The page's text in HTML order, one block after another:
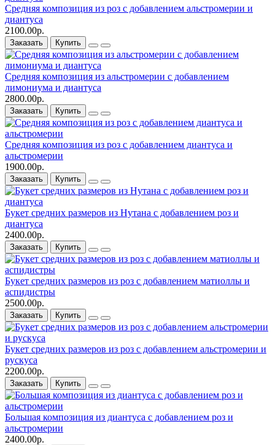
Средняя композиция из роз c добавлением альстромерии и
диантуса
2100.00р.
Заказать Купить
Средняя композиция из альстромерии c добавлением
лимониума и диантуса
2800.00р.
Заказать Купить
Средняя композиция из роз c добавлением диантуса и
альстромерии
1900.00р.
Заказать Купить
Букет средних размеров из Нутана c добавлением роз и
диантуса
2400.00р.
Заказать Купить
Букет средних размеров из роз c добавлением матиоллы и
аспидистры
2500.00р.
Заказать Купить
Букет средних размеров из роз c добавлением альстромерии и
рускуса
2200.00р.
Заказать Купить
Большая композиция из диантуса c добавлением роз и
альстромерии
2400.00р.